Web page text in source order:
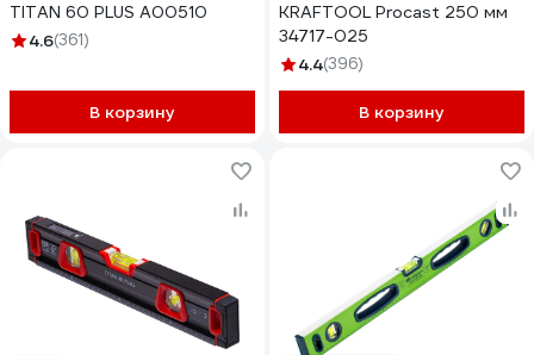
TITAN 60 PLUS А00510
4.6(361)
В корзину
KRAFTOOL Procast 250 мм
34717-025
4.4(396)
В корзину